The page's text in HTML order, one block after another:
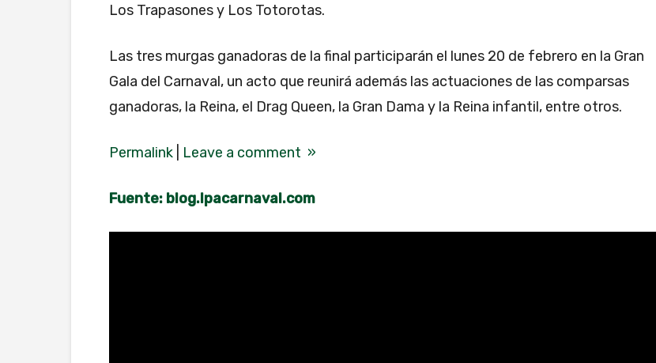
Los Trapasones y Los Totorotas.
Las tres murgas ganadoras de la final participarán el lunes 20 de febrero en la Gran
Gala del Carnaval, un acto que reunirá además las actuaciones de las comparsas
ganadoras, la Reina, el Drag Queen, la Gran Dama y la Reina infantil, entre otros.
Permalink Leave a comment »
Fuente: blog.lpacarnaval.com